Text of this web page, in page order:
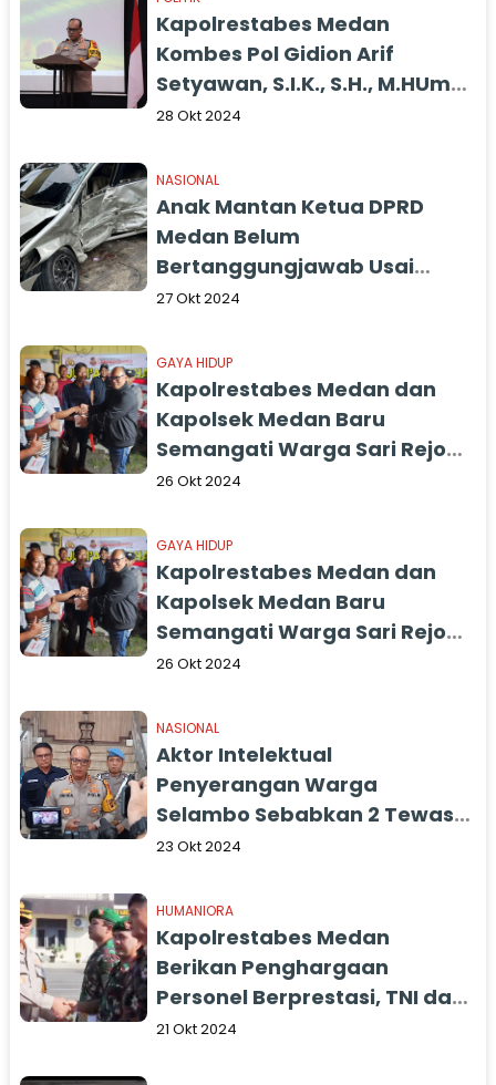
Kapolrestabes Medan
Kombes Pol Gidion Arif
Setyawan, S.I.K., S.H., M.HUm
saat menandatangani
Medan 2024.
28 Okt 2024
NASIONAL
Anak Mantan Ketua DPRD
Medan Belum
Bertanggungjawab Usai
Tabrak Mobil Innova, Korban
27 Okt 2024
GAYA HIDUP
Kapolrestabes Medan dan
Kapolsek Medan Baru
Semangati Warga Sari Rejo
Kompak Jaga Kamtibmas
26 Okt 2024
GAYA HIDUP
Kapolrestabes Medan dan
Kapolsek Medan Baru
Semangati Warga Sari Rejo
Kompak Jaga Kamtibmas
26 Okt 2024
NASIONAL
Aktor Intelektual
Penyerangan Warga
Selambo Sebabkan 2 Tewas
Diburu, 3 Pelaku Sudah
23 Okt 2024
HUMANIORA
Kapolrestabes Medan
Berikan Penghargaan
Personel Berprestasi, TNI dan
Masyarakat
21 Okt 2024